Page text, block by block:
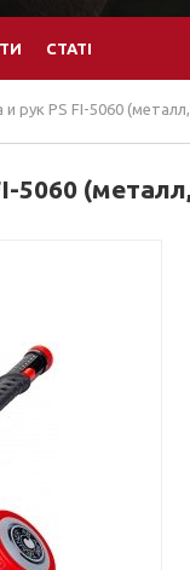
СТАТІ
рук PS FI-5060
5060